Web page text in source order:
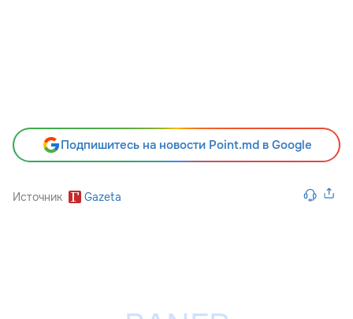
Подпишитесь на новости Point.md в Google
Источник Gazeta